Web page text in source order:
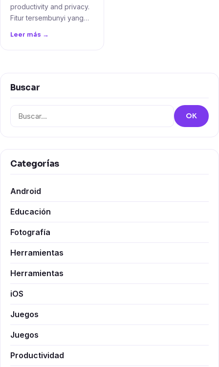
productivity and privacy.
Fitur tersembunyi yang…
Leer más →
Buscar
Buscar:
OK
Categorías
Android
Educación
Fotografía
Herramientas
Herramientas
iOS
Juegos
Juegos
Productividad